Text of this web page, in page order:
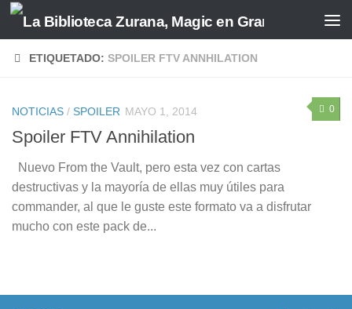
Saltar al contenido
ETIQUETADO: SPOILER FTV ANNHILATION
0
NOTICIAS / SPOILER MAYO 1, 2014
Spoiler FTV Annihilation
Nuevo From the Vault, pero esta vez con cartas
destructivas y la mayoría de ellas muy útiles para
commander, al que le guste este formato va a disfrutar
mucho con este pack de...